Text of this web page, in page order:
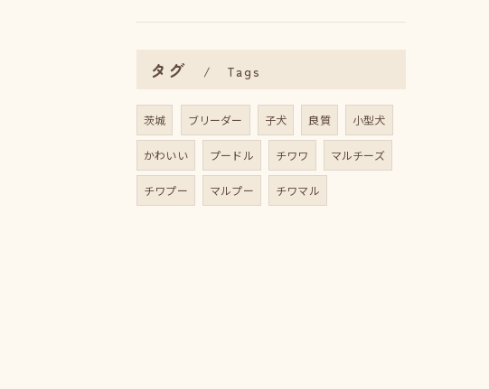
タグ Tags
茨城 ブリーダー 子犬 良質 小型犬
かわいい プードル チワワ マルチーズ
チワプー マルプー チワマル